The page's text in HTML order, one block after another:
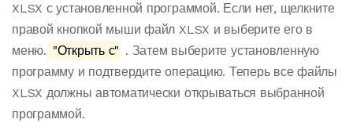
XLSX с установленной программой. Если нет, щелкните
правой кнопкой мыши файл XLSX и выберите его в
меню. "Открыть с" . Затем выберите установленную
программу и подтвердите операцию. Теперь все файлы
XLSX должны автоматически открываться выбранной
программой.